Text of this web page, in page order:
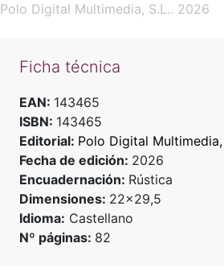
Polo Digital Multimedia, S.L.. 2026
Ficha técnica
EAN: 143465
ISBN: 143465
Editorial: Polo Digital Multimedia,
Fecha de edición: 2026
Encuadernación: Rústica
Dimensiones: 22x29,5
Idioma: Castellano
Nº páginas: 82